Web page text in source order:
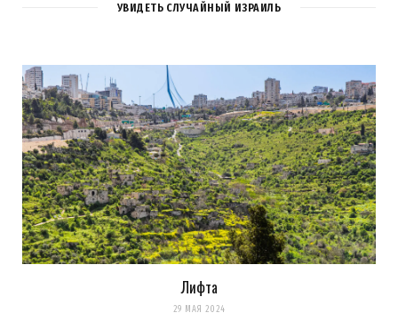
УВИДЕТЬ СЛУЧАЙНЫЙ ИЗРАИЛЬ
Лифта
29 МАЯ 2024